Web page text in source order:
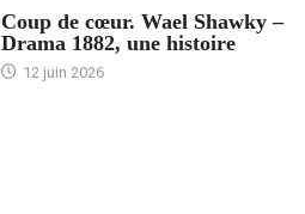
Coup de cœur. Wael Shawky –
Drama 1882, une histoire
12 juin 2026